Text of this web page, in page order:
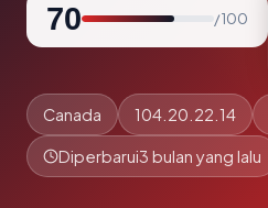
70 / 100
Canada 104.20.22.14
Diperbarui3 bulan yang lalu